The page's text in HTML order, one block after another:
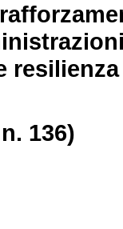
136)